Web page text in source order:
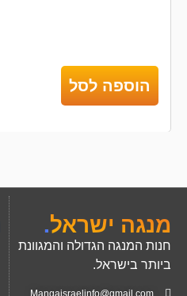
הוספה לסל
מנגה ישראל.
חנות המנגה הגדולה והמגוונת
ביותר בישראל.
Mangaisraelinfo@gmail.com